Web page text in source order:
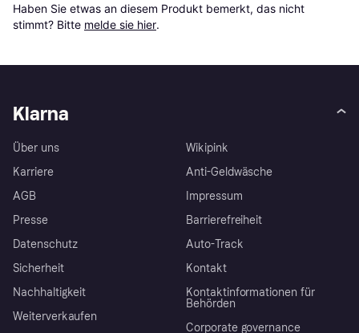
Haben Sie etwas an diesem Produkt bemerkt, das nicht
stimmt? Bitte melde sie hier.
Klarna
Über uns
Karriere
AGB
Presse
Datenschutz
Sicherheit
Nachhaltigkeit
Weiterverkaufen
Wikipink
Anti-Geldwäsche
Impressum
Barrierefreiheit
Auto-Track
Kontakt
Kontaktinformationen für
Behörden
Corporate governance